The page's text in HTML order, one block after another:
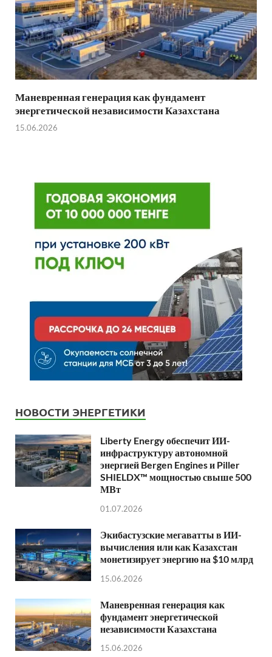
Маневренная генерация как фундамент
энергетической независимости Казахстана
15.06.2026
НОВОСТИ ЭНЕРГЕТИКИ
Liberty Energy обеспечит ИИ-
инфраструктуру автономной
энергией Bergen Engines и Piller
SHIELDX™ мощностью свыше 500
МВт
01.07.2026
Экибастузские мегаватты в ИИ-
вычисления или как Казахстан
монетизирует энергию на $10 млрд
15.06.2026
Маневренная генерация как
фундамент энергетической
независимости Казахстана
15.06.2026